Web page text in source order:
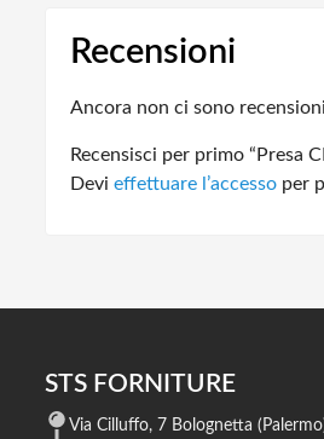
Recensioni
Ancora non ci sono
Recensisci per primo “Presa
Devi effettuare l’accesso per
STS FORNITURE
Via Cilluffo, 7 Bolognetta